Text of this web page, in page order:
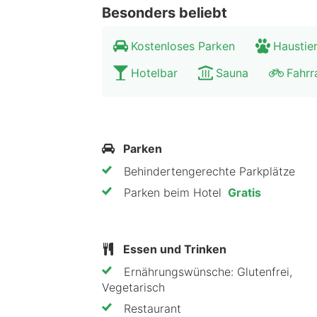
Tischtennisplatten,
Umgebung Aktiv
tolle Aussicht lohnt sich die Fahrt
Besonders beliebt
Kostenloses Parken
Hotelbar
Sauna
Parken
Behindertengerechte Parkplätze
Parken beim Hotel Gratis
Essen und Trinken
Vegetarisch
Restaurant